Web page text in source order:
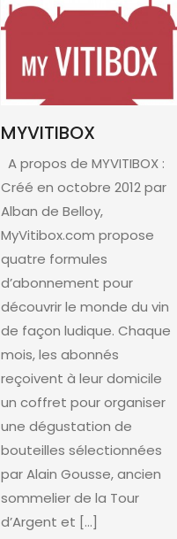
MYVITIBOX
A propos de MYVITIBOX :
Créé en octobre 2012 par
Alban de Belloy,
MyVitibox.com propose
quatre formules
d’abonnement pour
découvrir le monde du vin
de façon ludique. Chaque
mois, les abonnés
reçoivent à leur domicile
un coffret pour organiser
une dégustation de
bouteilles sélectionnées
par Alain Gousse, ancien
sommelier de la Tour
d’Argent et […]